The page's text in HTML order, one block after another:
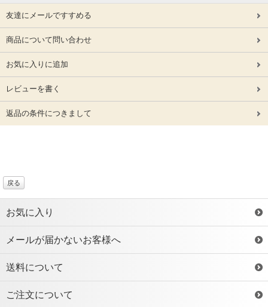
友達にメールですすめる
商品について問い合わせ
お気に入りに追加
レビューを書く
返品の条件につきまして
戻る
お気に入り
メールが届かないお客様へ
送料について
ご注文について